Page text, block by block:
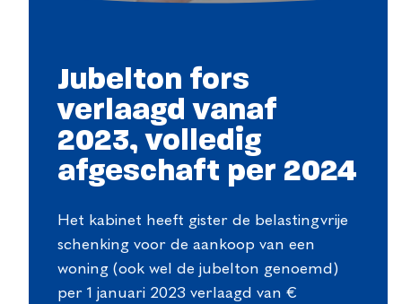
Jubelton fors
verlaagd vanaf
2023, volledig
afgeschaft per 2024
Het kabinet heeft gister de belastingvrije
schenking voor de aankoop van een
woning (ook wel de jubelton genoemd)
per 1 januari 2023 verlaagd van €